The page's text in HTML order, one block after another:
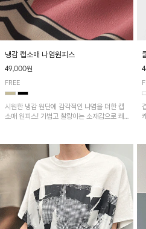
냉감 캡소매 나염원피스
49,000원
FREE
시원한 냉감 원단에 감각적인 나염을 더한 캡
소매 원피스! 가볍고 찰랑이는 소재감으로 쾌